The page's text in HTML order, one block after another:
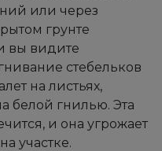
или через
грунте
вы видите
стебельков
на листьях,
белой гнилью. Эта
и она угрожает
участке.